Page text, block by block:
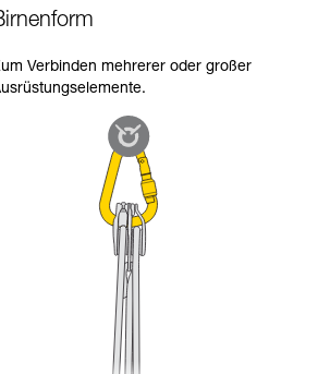
Verbinden mehrerer oder großer